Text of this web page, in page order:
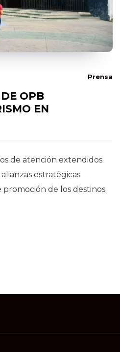
Prensa
OPB
EN
de atención extendidos
estratégicas
de los destinos